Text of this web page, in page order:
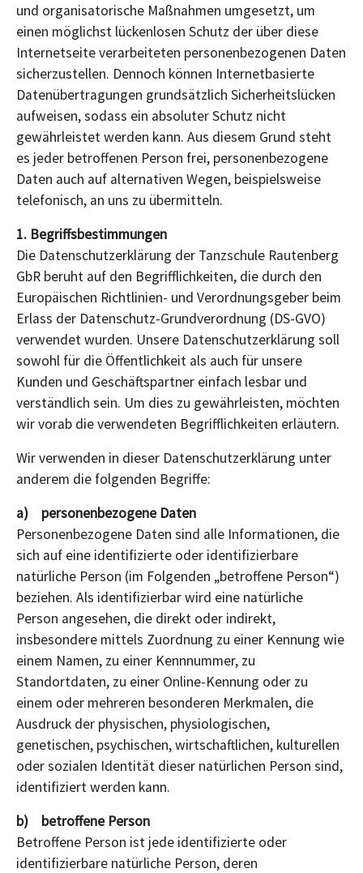
und organisatorische Maßnahmen umgesetzt, um
einen möglichst lückenlosen Schutz der über diese
Internetseite verarbeiteten personenbezogenen Daten
sicherzustellen. Dennoch können Internetbasierte
Datenübertragungen grundsätzlich Sicherheitslücken
aufweisen, sodass ein absoluter Schutz nicht
gewährleistet werden kann. Aus diesem Grund steht
es jeder betroffenen Person frei, personenbezogene
Daten auch auf alternativen Wegen, beispielsweise
telefonisch, an uns zu übermitteln.
1. Begriffsbestimmungen
Die Datenschutzerklärung der Tanzschule Rautenberg
GbR beruht auf den Begrifflichkeiten, die durch den
Europäischen Richtlinien- und Verordnungsgeber beim
Erlass der Datenschutz-Grundverordnung (DS-GVO)
verwendet wurden. Unsere Datenschutzerklärung soll
sowohl für die Öffentlichkeit als auch für unsere
Kunden und Geschäftspartner einfach lesbar und
verständlich sein. Um dies zu gewährleisten, möchten
wir vorab die verwendeten Begrifflichkeiten erläutern.
Wir verwenden in dieser Datenschutzerklärung unter
anderem die folgenden Begriffe:
a) personenbezogene Daten
Personenbezogene Daten sind alle Informationen, die
sich auf eine identifizierte oder identifizierbare
natürliche Person (im Folgenden „betroffene Person“)
beziehen. Als identifizierbar wird eine natürliche
Person angesehen, die direkt oder indirekt,
insbesondere mittels Zuordnung zu einer Kennung wie
einem Namen, zu einer Kennnummer, zu
Standortdaten, zu einer Online-Kennung oder zu
einem oder mehreren besonderen Merkmalen, die
Ausdruck der physischen, physiologischen,
genetischen, psychischen, wirtschaftlichen, kulturellen
oder sozialen Identität dieser natürlichen Person sind,
identifiziert werden kann.
b) betroffene Person
Betroffene Person ist jede identifizierte oder
identifizierbare natürliche Person, deren